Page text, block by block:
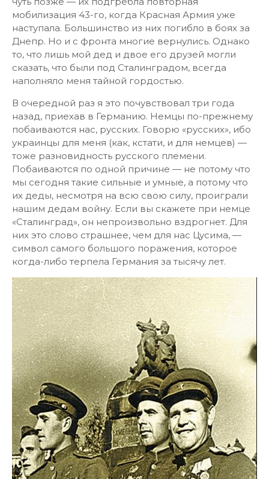
мобилизация 43-го, когда Красная Армия уже
наступала. Большинство из них погибло в боях за
Днепр. Но и с фронта многие вернулись. Однако
то, что лишь мой дед и двое его друзей могли
сказать, что были под Сталинградом, всегда
наполняло меня тайной гордостью.
В очередной раз я это почувствовал три года
назад, приехав в Германию. Немцы по-прежнему
побаиваются нас, русских. Говорю «русских», ибо
украинцы для меня (как, кстати, и для немцев) —
тоже разновидность русского племени.
Побаиваются по одной причине — не потому что
мы сегодня такие сильные и умные, а потому что
их деды, несмотря на всю свою силу, проиграли
нашим дедам войну. Если вы скажете при немце
«Сталинград», он непроизвольно вздрогнет. Для
них это слово страшнее, чем для нас Цусима, —
символ самого большого поражения, которое
когда-либо терпела Германия за тысячу лет.